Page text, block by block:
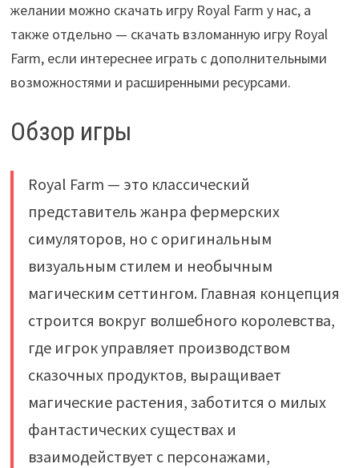
желании можно скачать игру Royal Farm у нас, а
также отдельно — скачать взломанную игру Royal
Farm, если интереснее играть с дополнительными
возможностями и расширенными ресурсами.
Обзор игры
Royal Farm — это классический
представитель жанра фермерских
симуляторов, но с оригинальным
визуальным стилем и необычным
магическим сеттингом. Главная концепция
строится вокруг волшебного королевства,
где игрок управляет производством
сказочных продуктов, выращивает
магические растения, заботится о милых
фантастических существах и
взаимодействует с персонажами,